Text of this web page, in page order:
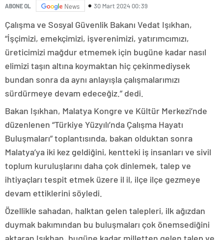
ABONE OL News 30 Mart 2024 00:39
Çalışma ve Sosyal Güvenlik Bakanı Vedat Işıkhan,
“İşçimizi, emekçimizi, işverenimizi, yatırımcımızı,
üreticimizi mağdur etmemek için bugüne kadar nasıl
elimizi taşın altına koymaktan hiç çekinmediysek
bundan sonra da aynı anlayışla çalışmalarımızı
sürdürmeye devam edeceğiz.” dedi.
Bakan Işıkhan, Malatya Kongre ve Kültür Merkezi’nde
düzenlenen “Türkiye Yüzyılı’nda Çalışma Hayatı
Buluşmaları” toplantısında, bakan olduktan sonra
Malatya’ya iki kez geldiğini, kentteki iş insanları ve sivil
toplum kuruluşlarını daha çok dinlemek, talep ve
ihtiyaçları tespit etmek üzere il il, ilçe ilçe gezmeye
devam ettiklerini söyledi.
Özellikle sahadan, halktan gelen talepleri, ilk ağızdan
duymak bakımından bu buluşmaları çok önemsediğini